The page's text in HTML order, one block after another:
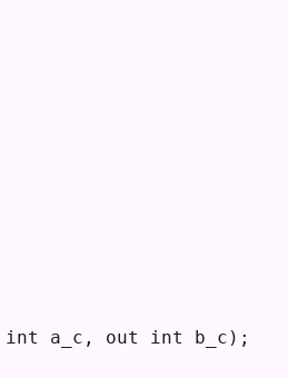
int a_c, out int b_c ) ;